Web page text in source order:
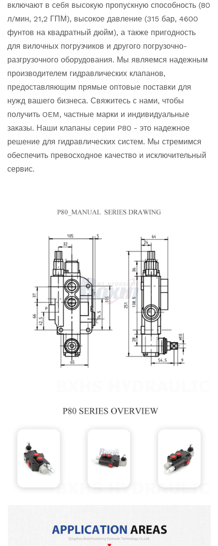
включают в себя высокую пропускную способность (80
л/мин, 21,2 ГПМ), высокое давление (315 бар, 4600
фунтов на квадратный дюйм), а также пригодность
для вилочных погрузчиков и другого погрузочно-
разгрузочного оборудования. Мы являемся надежным
производителем гидравлических клапанов,
предоставляющим прямые оптовые поставки для
нужд вашего бизнеса. Свяжитесь с нами, чтобы
получить OEM, частные марки и индивидуальные
заказы. Наши клапаны серии P80 - это надежное
решение для гидравлических систем. Мы стремимся
обеспечить превосходное качество и исключительный
сервис.